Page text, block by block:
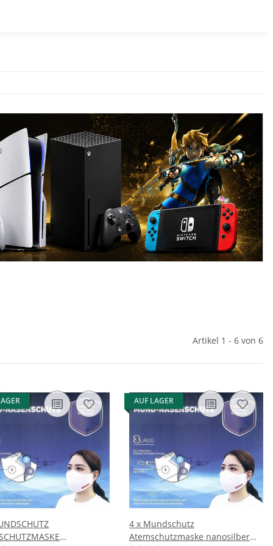
Artikel 1 - 6 von 6
AUF LAGER
4 x Mundschutz
Atemschutzmaske nanosilber